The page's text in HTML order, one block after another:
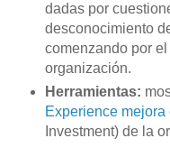
dadas por
desconocimiento
comenzando por
organización.
Herramientas:
Experience mejora
Investment) de la